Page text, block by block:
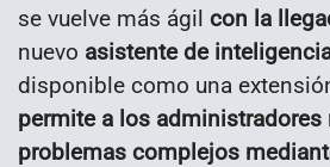
se vuelve más ágil con la
nuevo asistente de
disponible como una
permite a los administradores
problemas complejos